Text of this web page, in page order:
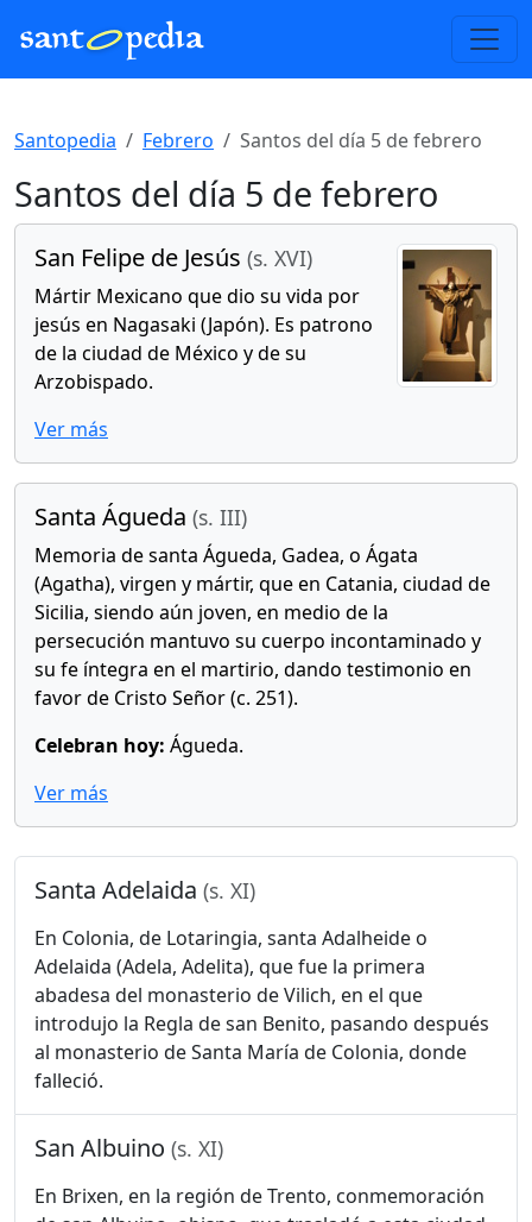
Santopedia Febrero Santos del día 5 de febrero
Santos del día 5 de febrero
San Felipe de Jesús (s. XVI)
Mártir Mexicano que dio su vida por
jesús en Nagasaki (Japón). Es patrono
de la ciudad de México y de su
Arzobispado.
Ver más
Santa Águeda (s. III)
Memoria de santa Águeda, Gadea, o Ágata
(Agatha), virgen y mártir, que en Catania, ciudad de
Sicilia, siendo aún joven, en medio de la
persecución mantuvo su cuerpo incontaminado y
su fe íntegra en el martirio, dando testimonio en
favor de Cristo Señor (c. 251).
Celebran hoy: Águeda.
Ver más
Santa Adelaida (s. XI)
En Colonia, de Lotaringia, santa Adalheide o
Adelaida (Adela, Adelita), que fue la primera
abadesa del monasterio de Vilich, en el que
introdujo la Regla de san Benito, pasando después
al monasterio de Santa María de Colonia, donde
falleció.
San Albuino (s. XI)
En Brixen, en la región de Trento, conmemoración